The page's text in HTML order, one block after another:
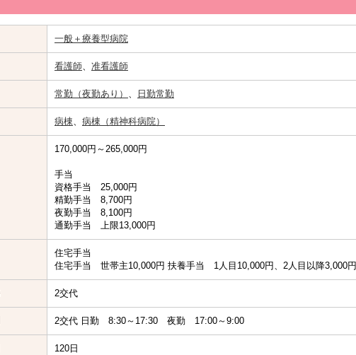
一般＋療養型病院
看護師、 准看護師
常勤（夜勤あり） 、 日勤常勤
病棟、 病棟（精神科病院）
170,000円～265,000円
手当
資格手当 25,000円
精勤手当 8,700円
夜勤手当 8,100円
通勤手当 上限13,000円
住宅手当
住宅手当 世帯主10,000円 扶養手当 1人目10,000円、2人目以降3,000円
2交代
2交代 日勤 8:30～17:30 夜勤 17:00～9:00
120日